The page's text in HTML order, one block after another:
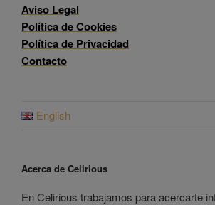
Aviso Legal
Política de Cookies
Política de Privacidad
Contacto
English
Acerca de Celirious
En Celirious trabajamos para acercarte